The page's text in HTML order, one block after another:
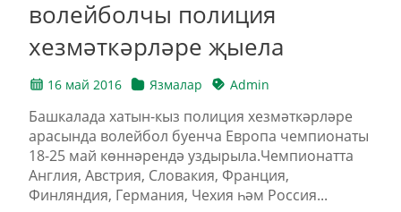
волейболчы полиция
хезмәткәрләре җыела
16 май 2016 Язмалар Admin
Башкалада хатын-кыз полиция хезмәткәрләре
арасында волейбол буенча Европа чемпионаты
18-25 май көннәрендә уздырыла.Чемпионатта
Англия, Австрия, Словакия, Франция,
Финляндия, Германия, Чехия һәм Россия...